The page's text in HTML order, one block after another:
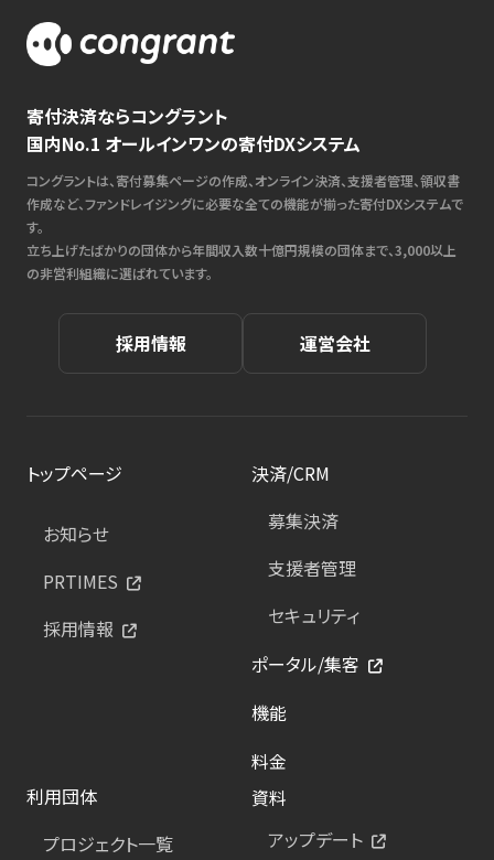
寄付決済ならコングラント
国内No.1 オールインワンの寄付DXシステム
コングラントは、寄付募集ページの作成、オンライン決済、支援者管理、領収書
作成など、ファンドレイジングに必要な全ての機能が揃った寄付DXシステムで
す。
立ち上げたばかりの団体から年間収入数十億円規模の団体まで、3,000以上
の非営利組織に選ばれています。
採用情報 運営会社
トップページ
お知らせ
PRTIMES
採用情報
決済/CRM
募集決済
支援者管理
セキュリティ
ポータル/集客
機能
料金
利用団体
プロジェクト一覧
資料
アップデート